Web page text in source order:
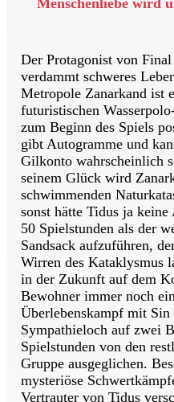
Der Protagonist von
verdammt schweres
Metropole Zanarkand ist
futuristischen
zum Beginn des Spiels
gibt Autogramme und
Gilkonto wahrscheinlich
seinem Glück wird
schwimmenden
sonst hätte Tidus ja keine
50 Spielstunden als der
Sandsack aufzuführen,
Wirren des Kataklysmus
in der Zukunft auf dem
Bewohner immer noch
Überlebenskampf mit
Sympathieloch auf zwei
Spielstunden von den
Gruppe ausgeglichen.
mysteriöse
Vertrauter von Tidus